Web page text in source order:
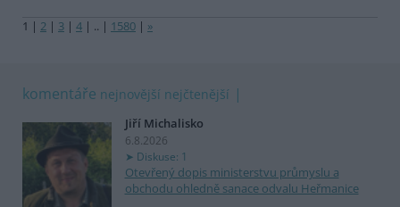
1 | 2 | 3 | 4 | .. | 1580 | »
komentáře nejnovější nejčtenější
Jiří Michalisko
6.8.2026
Diskuse: 1
Otevřený dopis ministerstvu průmyslu a
obchodu ohledně sanace odvalu Heřmanice